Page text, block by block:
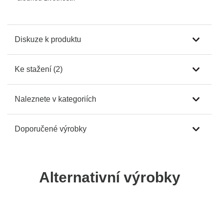
Diskuze k produktu
Ke stažení (2)
Naleznete v kategoriích
Doporučené výrobky
Alternativní výrobky